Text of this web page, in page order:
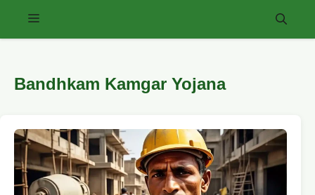
Menu
Bandhkam Kamgar Yojana